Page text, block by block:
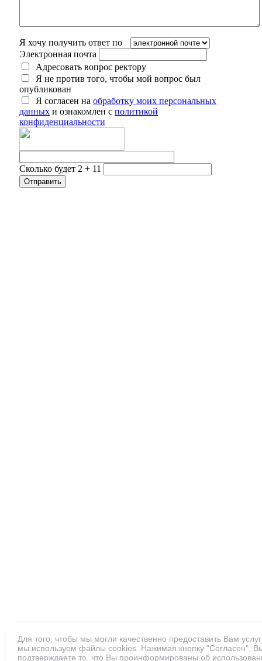
Я хочу получить ответ по
Электронная почта
Адресовать вопрос ректору
Я не против того, чтобы мой вопрос был
опубликован
Я согласен на обработку моих персональных
данных и ознакомлен с политикой
конфиденциальности
Сколько будет 2 + 11
Для того, чтобы мы могли качественно предоставить Вам
мы используем файлы cookies. Нажимая кнопку "Согласен",
подтверждаете то, что Вы проинформированы об